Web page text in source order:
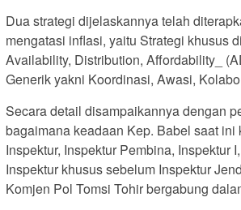
Dua strategi dijelaskannya telah
mengatasi inflasi, yaitu Strategi khusus
Availability, Distribution, Affordability_
Generik yakni Koordinasi, Awasi,
Secara detail disampaikannya dengan
bagaimana keadaan Kep. Babel saat ini
Inspektur, Inspektur Pembina, Inspektur
Inspektur khusus sebelum Inspektur
Komjen Pol Tomsi Tohir bergabung